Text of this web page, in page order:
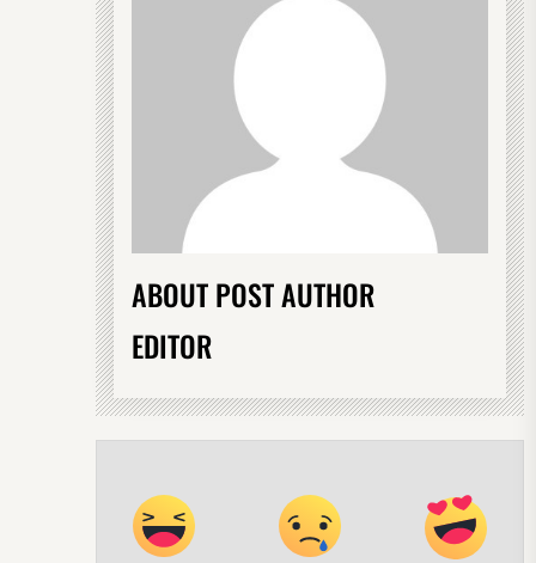
ABOUT POST AUTHOR
EDITOR